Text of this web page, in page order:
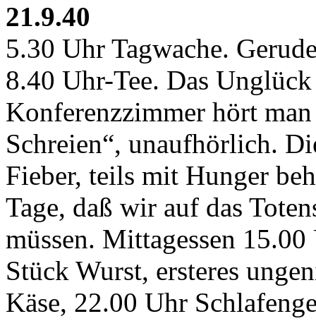
21.9.40
5.30 Uhr Tagwache.
8.40 Uhr-Tee. Das
Konferenzzimmer hört
Schreien“, unaufhörlich.
Fieber, teils mit Hunger
Tage, daß wir auf das
müssen. Mittagessen
Stück Wurst, ersteres
Käse, 22.00 Uhr